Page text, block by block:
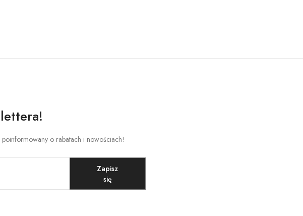
poinformowany o rabatach i nowościach!
Zapisz
się